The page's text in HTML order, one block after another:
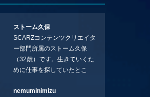
ストーム久保
SCARZコンテンツクリエイタ
ー部門所属のストーム久保
（32歳）です。生きていくた
めに仕事を探していたとこ
コラムを連載させてもらえる
nemuminimizu